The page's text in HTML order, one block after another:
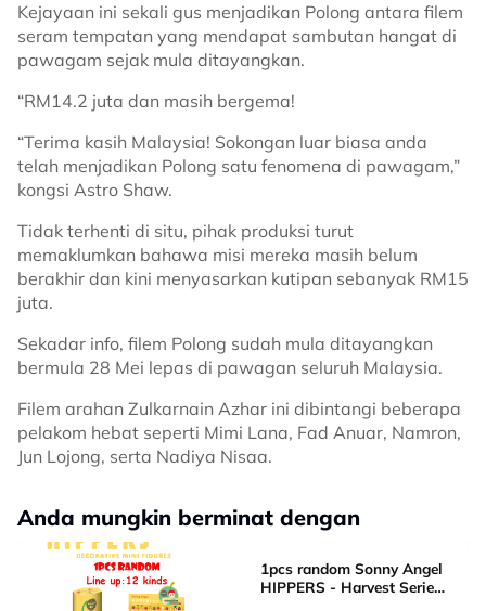
Kejayaan ini sekali gus menjadikan Polong antara filem
seram tempatan yang mendapat sambutan hangat di
pawagam sejak mula ditayangkan.
“RM14.2 juta dan masih bergema!
“Terima kasih Malaysia! Sokongan luar biasa anda
telah menjadikan Polong satu fenomena di pawagam,”
kongsi Astro Shaw.
Tidak terhenti di situ, pihak produksi turut
memaklumkan bahawa misi mereka masih belum
berakhir dan kini menyasarkan kutipan sebanyak RM15
juta.
Sekadar info, filem Polong sudah mula ditayangkan
bermula 28 Mei lepas di pawagan seluruh Malaysia.
Filem arahan Zulkarnain Azhar ini dibintangi beberapa
pelakom hebat seperti Mimi Lana, Fad Anuar, Namron,
Jun Lojong, serta Nadiya Nisaa.
Anda mungkin berminat dengan
1pcs random Sonny Angel
HIPPERS - Harvest Series